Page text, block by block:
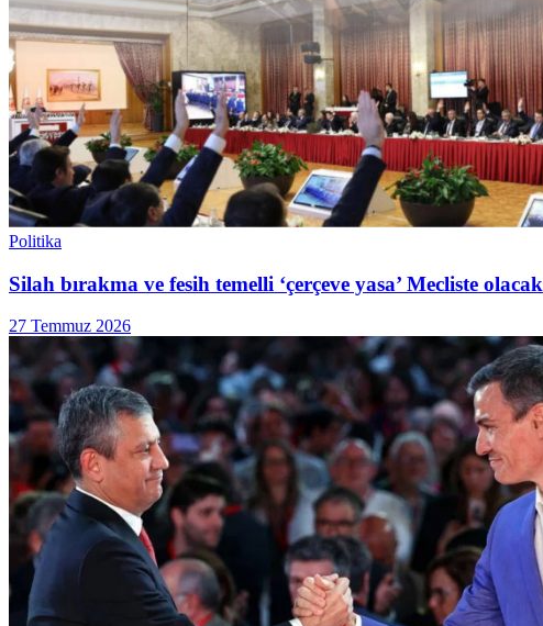
Politika
Silah bırakma ve fesih temelli ‘çerçeve yasa’ Mecliste olacak
27 Temmuz 2026